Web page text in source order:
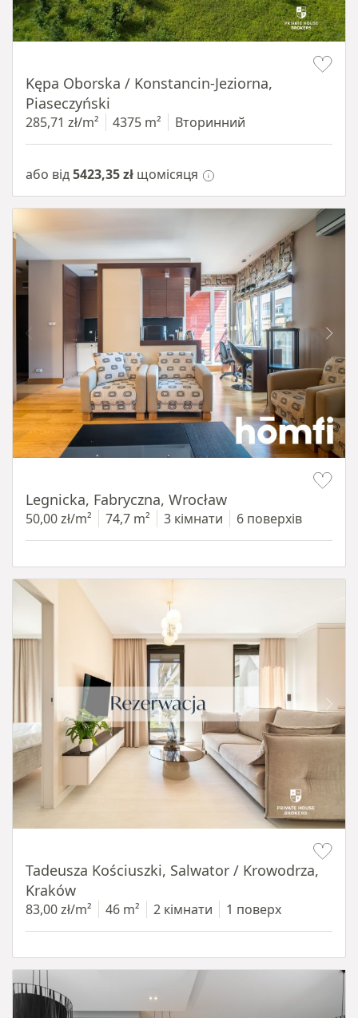
Kępa Oborska / Konstancin-Jeziorna,
Piaseczyński
285,71 zł/m² 4375 m² Вторинний
або від5423,35 zł щомісяця
Legnicka, Fabryczna, Wrocław
50,00 zł/m² 74,7 m² 3 кімнати 6 поверхів
Tadeusza Kościuszki, Salwator / Krowodrza,
Kraków
83,00 zł/m² 46 m² 2 кімнати 1 поверх